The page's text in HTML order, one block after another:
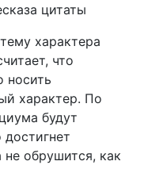
цитаты
характера
что
носить
характер. По
будут
не обрушится, как